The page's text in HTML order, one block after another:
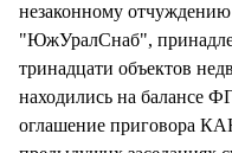
незаконному
"ЮжУралСнаб",
тринадцати объектов
находились на балансе
оглашение приговора